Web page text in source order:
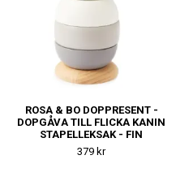
ROSA & BO DOPPRESENT -
DOPGÅVA TILL FLICKA KANIN
STAPELLEKSAK - FIN
NAMNGIVNINGSPRESENT
379 kr